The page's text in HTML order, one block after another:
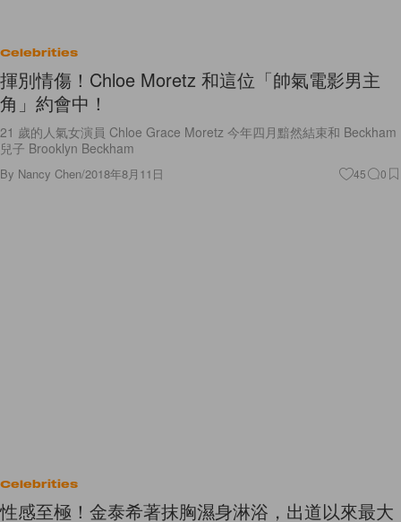
Celebrities
揮別情傷！Chloe Moretz 和這位「帥氣電影男主
角」約會中！
21 歲的人氣女演員 Chloe Grace Moretz 今年四月黯然結束和 Beckham
兒子 Brooklyn Beckham
By Nancy Chen/2018年8月11日 45 0
Celebrities
性感至極！金泰希著抹胸濕身淋浴，出道以來最大